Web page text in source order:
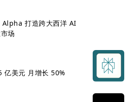
打造跨大西洋 AI
场
美元 月增长 50%